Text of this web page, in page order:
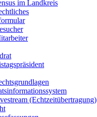
im Landkreis
(Echtzeitübertragung)